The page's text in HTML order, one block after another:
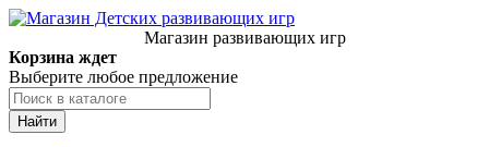
Магазин развивающих игр
Корзина ждет
Выберите любое предложение
Найти